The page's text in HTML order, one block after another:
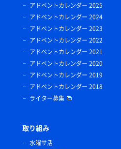
アドベントカレンダー 2025
アドベントカレンダー 2024
アドベントカレンダー 2023
アドベントカレンダー 2022
アドベントカレンダー 2021
アドベントカレンダー 2020
アドベントカレンダー 2019
アドベントカレンダー 2018
ライター募集
取り組み
水曜サ活